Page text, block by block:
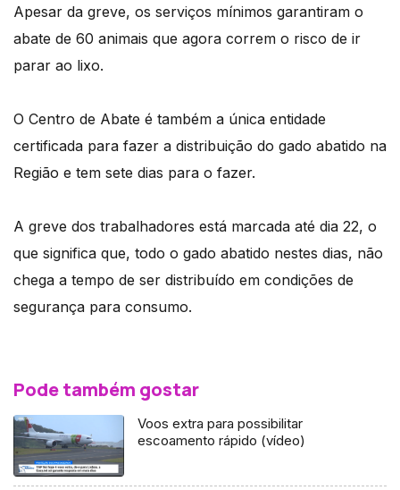
Apesar da greve, os serviços mínimos garantiram o
abate de 60 animais que agora correm o risco de ir
parar ao lixo.
O Centro de Abate é também a única entidade
certificada para fazer a distribuição do gado abatido na
Região e tem sete dias para o fazer.
A greve dos trabalhadores está marcada até dia 22, o
que significa que, todo o gado abatido nestes dias, não
chega a tempo de ser distribuído em condições de
segurança para consumo.
Pode também gostar
Voos extra para possibilitar
escoamento rápido (vídeo)